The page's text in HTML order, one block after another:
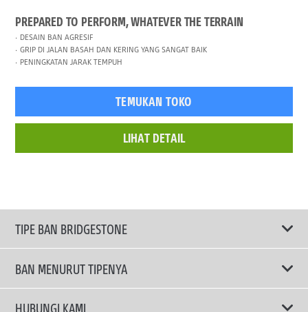
PREPARED TO PERFORM, WHATEVER THE TERRAIN
DESAIN BAN AGRESIF
GRIP DI JALAN BASAH DAN KERING YANG SANGAT BAIK
PENINGKATAN JARAK TEMPUH
TEMUKAN TOKO
LIHAT DETAIL
TIPE BAN BRIDGESTONE
BAN MENURUT TIPENYA
Ban ENLITEN
HUBUNGI KAMI